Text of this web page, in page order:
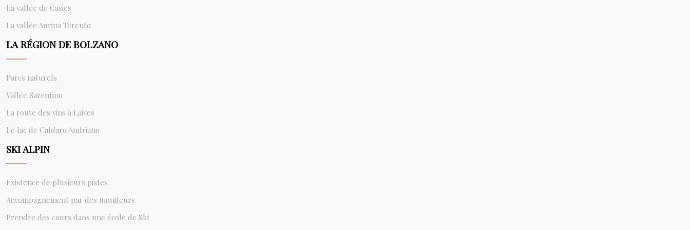
La vallée de Casies
La vallée Aurina Terento
LA RÉGION DE BOLZANO
Parcs naturels
Vallée Sarentino
La route des vins à Laives
Le lac de Caldaro Andriano
SKI ALPIN
Existence de plusieurs pistes
Accompagnement par des moniteurs
Prendre des cours dans une école de Ski